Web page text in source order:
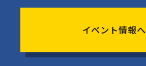
イベント情報へ